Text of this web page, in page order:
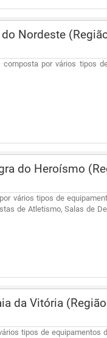
Nordeste
por vários tipos
do Heroísmo
vários tipos de
de Atletismo, Salas de
da Vitória
tipos de equipamentos